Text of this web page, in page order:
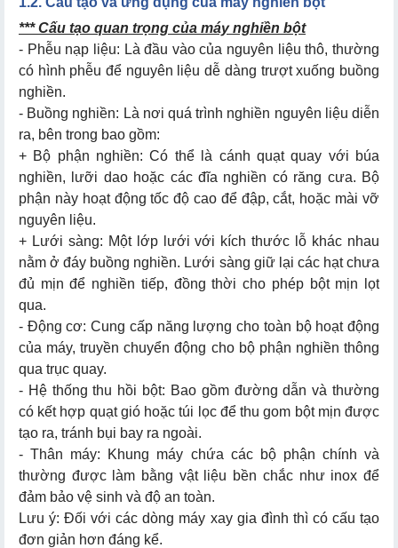
5.1. Xác định mục đích sử dụng
5.2. Loại nguyên liệu cần xay
5.3. Chất liệu cấu thành máy xay bột
5.4. Công suất và năng suất
5.5. Chế độ bảo hành và linh kiện thay thế
*** Cấu tạo quan trọng của máy nghiền bột
- Phễu nạp liệu: Là đầu vào của nguyên liệu thô, thường
có hình phễu để nguyên liệu dễ dàng trượt xuống buồng
nghiền.
- Buồng nghiền: Là nơi quá trình nghiền nguyên liệu diễn
ra, bên trong bao gồm:
+ Bộ phận nghiền: Có thể là cánh quạt quay với búa
nghiền, lưỡi dao hoặc các đĩa nghiền có răng cưa. Bộ
phận này hoạt động tốc độ cao để đập, cắt, hoặc mài vỡ
nguyên liệu.
+ Lưới sàng: Một lớp lưới với kích thước lỗ khác nhau
nằm ở đáy buồng nghiền. Lưới sàng giữ lại các hạt chưa
đủ mịn để nghiền tiếp, đồng thời cho phép bột mịn lọt
qua.
- Động cơ: Cung cấp năng lượng cho toàn bộ hoạt động
của máy, truyền chuyển động cho bộ phận nghiền thông
qua trục quay.
- Hệ thống thu hồi bột: Bao gồm đường dẫn và thường
có kết hợp quạt gió hoặc túi lọc để thu gom bột mịn được
tạo ra, tránh bụi bay ra ngoài.
- Thân máy: Khung máy chứa các bộ phận chính và
thường được làm bằng vật liệu bền chắc như inox để
đảm bảo vệ sinh và độ an toàn.
Lưu ý: Đối với các dòng máy xay gia đình thì có cấu tạo
đơn giản hơn đáng kể.